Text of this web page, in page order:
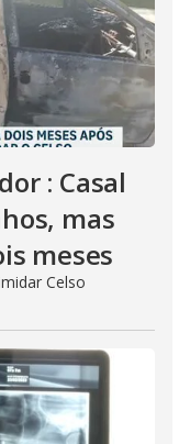
: Casal
mas
meses
Celso